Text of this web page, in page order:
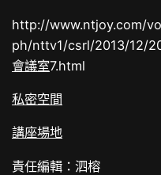
http://www.ntjoy.com/
ph/nttv1/csrl/2013/12/
會議室7.html
私密空間
講座場地
責任編輯：泗榕